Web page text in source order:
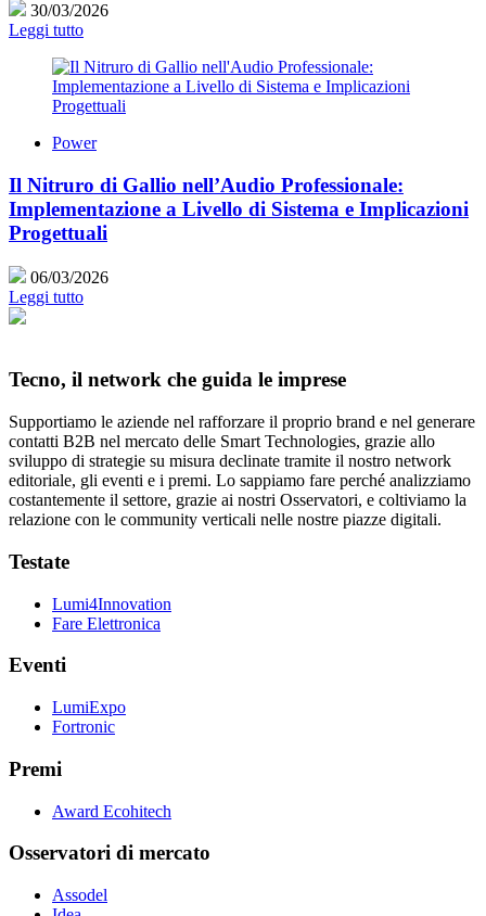
30/03/2026
Leggi tutto
Power
Il Nitruro di Gallio nell’Audio Professionale:
Implementazione a Livello di Sistema e Implicazioni
Progettuali
06/03/2026
Leggi tutto
Tecno, il network che guida le imprese
Supportiamo le aziende nel rafforzare il proprio brand e nel generare
contatti B2B nel mercato delle Smart Technologies, grazie allo
sviluppo di strategie su misura declinate tramite il nostro network
editoriale, gli eventi e i premi. Lo sappiamo fare perché analizziamo
costantemente il settore, grazie ai nostri Osservatori, e coltiviamo la
relazione con le community verticali nelle nostre piazze digitali.
Testate
Lumi4Innovation
Fare Elettronica
Eventi
LumiExpo
Fortronic
Premi
Award Ecohitech
Osservatori di mercato
Assodel